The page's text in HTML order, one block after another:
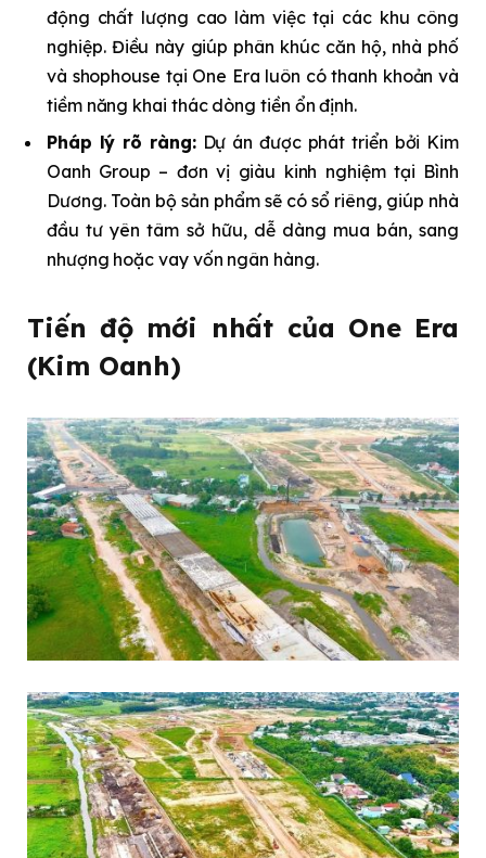
động chất lượng cao làm việc tại các khu công
nghiệp. Điều này giúp phân khúc căn hộ, nhà phố
và shophouse tại One Era luôn có thanh khoản và
tiềm năng khai thác dòng tiền ổn định.
Pháp lý rõ ràng:Dự án được phát triển bởi Kim
Oanh Group – đơn vị giàu kinh nghiệm tại Bình
Dương. Toàn bộ sản phẩm sẽ có sổ riêng, giúp nhà
đầu tư yên tâm sở hữu, dễ dàng mua bán, sang
nhượng hoặc vay vốn ngân hàng.
Tiến độ mới nhất của One Era
(Kim Oanh)